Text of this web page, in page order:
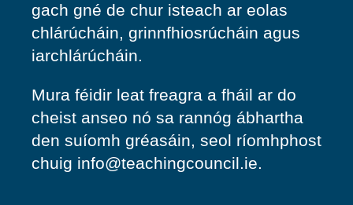
gach gné de chur isteach ar eolas
chlárúcháin, grinnfhiosrúcháin agus
iarchlárúcháin.
Mura féidir leat freagra a fháil ar do
cheist anseo nó sa rannóg ábhartha
den suíomh gréasáin, seol ríomhphost
chuig info@teachingcouncil.ie.